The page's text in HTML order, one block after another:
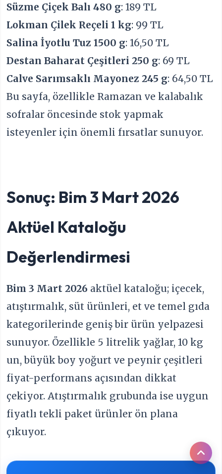
Süzme Çiçek Balı 480 g: 189 TL
Lokman Çilek Reçeli 1 kg: 99 TL
Salina İyotlu Tuz 1500 g: 16,50 TL
Destan Baharat Çeşitleri 250 g: 69 TL
Calve Sarımsaklı Mayonez 245 g: 64,50 TL
Bu sayfa, özellikle Ramazan ve kalabalık
sofralar öncesinde stok yapmak
isteyenler için önemli fırsatlar sunuyor.
Sonuç: Bim 3 Mart 2026
Aktüel Kataloğu
Değerlendirmesi
Bim 3 Mart 2026 aktüel kataloğu; içecek,
atıştırmalık, süt ürünleri, et ve temel gıda
kategorilerinde geniş bir ürün yelpazesi
sunuyor. Özellikle 5 litrelik yağlar, 10 kg
un, büyük boy yoğurt ve peynir çeşitleri
fiyat-performans açısından dikkat
çekiyor. Atıştırmalık grubunda ise uygun
fiyatlı tekli paket ürünler ön plana
çıkuyor.